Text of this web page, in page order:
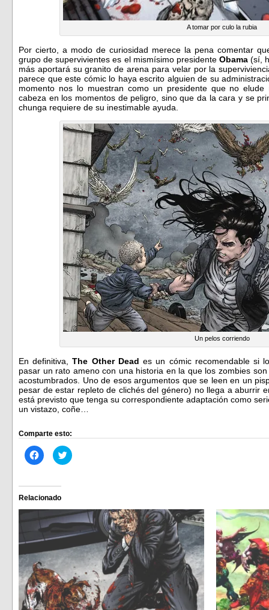
A tomar por culo la rubia
Por cierto, a modo de curiosidad merece la pena comentar
grupo de supervivientes es el mismísimo presidente Obama(sí,
más aportará su granito de arena para velar por la
parece que este cómic lo haya escrito alguien de su
momento nos lo muestran como un presidente que no
cabeza en los momentos de peligro, sino que da la cara y se
chunga requiere de su inestimable ayuda.
Un pelos corriendo
En definitiva,The Other Dead es un cómic recomendable si
pasar un rato ameno con una historia en la que los zombies
acostumbrados. Uno de esos argumentos que se leen en un
pesar de estar repleto de clichés del género) no llega a aburrir
está previsto que tenga su correspondiente adaptación como
un vistazo, coñe…
Comparte esto:
Haz
clic
Facebook
(Se
abre
en
una
ventana
nueva)
Haz
clic
en
una
ventana
nueva)
Relacionado